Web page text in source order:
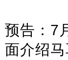
预告：7
面介绍